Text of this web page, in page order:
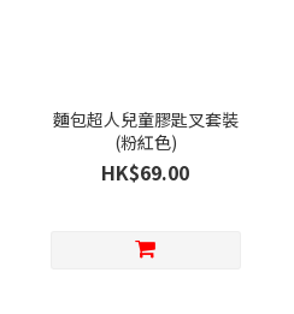
麵包超人兒童膠匙叉套裝
(粉紅色)
HK$69.00